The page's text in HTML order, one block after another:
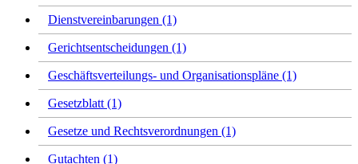
Dienstvereinbarungen (1)
Gerichtsentscheidungen (1)
Geschäftsverteilungs- und Organisationspläne (1)
Gesetzblatt (1)
Gesetze und Rechtsverordnungen (1)
Gutachten (1)